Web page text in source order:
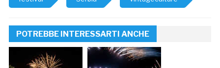
POTREBBE INTERESSARTI ANCHE